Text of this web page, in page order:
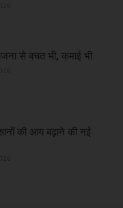
से बचत भी, कमाई भी
की आय बढ़ाने की नई